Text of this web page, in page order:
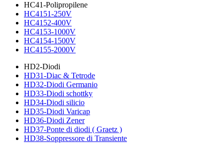
HC41-Polipropilene
HC4151-250V
HC4152-400V
HC4153-1000V
HC4154-1500V
HC4155-2000V
HD2-Diodi
HD31-Diac & Tetrode
HD32-Diodi Germanio
HD33-Diodi schottky
HD34-Diodi silicio
HD35-Diodi Varicap
HD36-Diodi Zener
HD37-Ponte di diodi ( Graetz )
HD38-Soppressore di Transiente